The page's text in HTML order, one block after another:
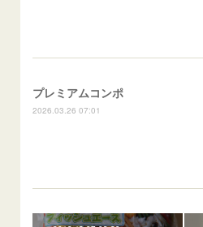
プレミアムコンポ
2026.03.26 07:01